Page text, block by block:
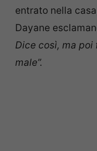
entrato nella
Dayane
Dice così, ma
male”.